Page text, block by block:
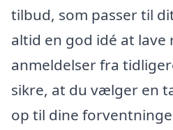
tilbud, som passer til
altid en god idé at lave
anmeldelser fra
sikre, at du vælger en
op til dine